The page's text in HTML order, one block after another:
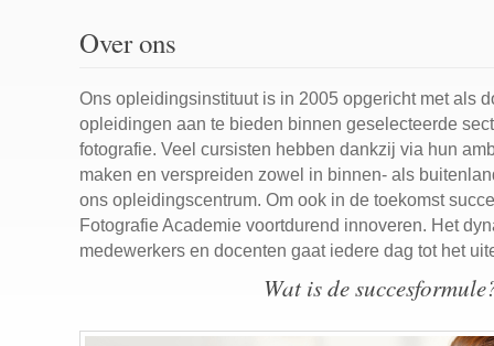
Over ons
Ons opleidingsinstituut is in 2005 opgericht met als
opleidingen aan te bieden binnen geselecteerde
fotografie. Veel cursisten hebben dankzij via hun
maken en verspreiden zowel in binnen- als
ons opleidingscentrum. Om ook in de toekomst
Fotografie Academie voortdurend innoveren. Het
medewerkers en docenten gaat iedere dag tot het
Wat is de